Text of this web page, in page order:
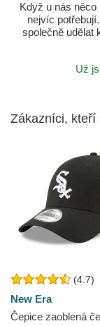
Když u nás
nejvíc
společně udělat
Už
Zákazníci, kteří
(4.7)
New Era
Čepice zaoblená